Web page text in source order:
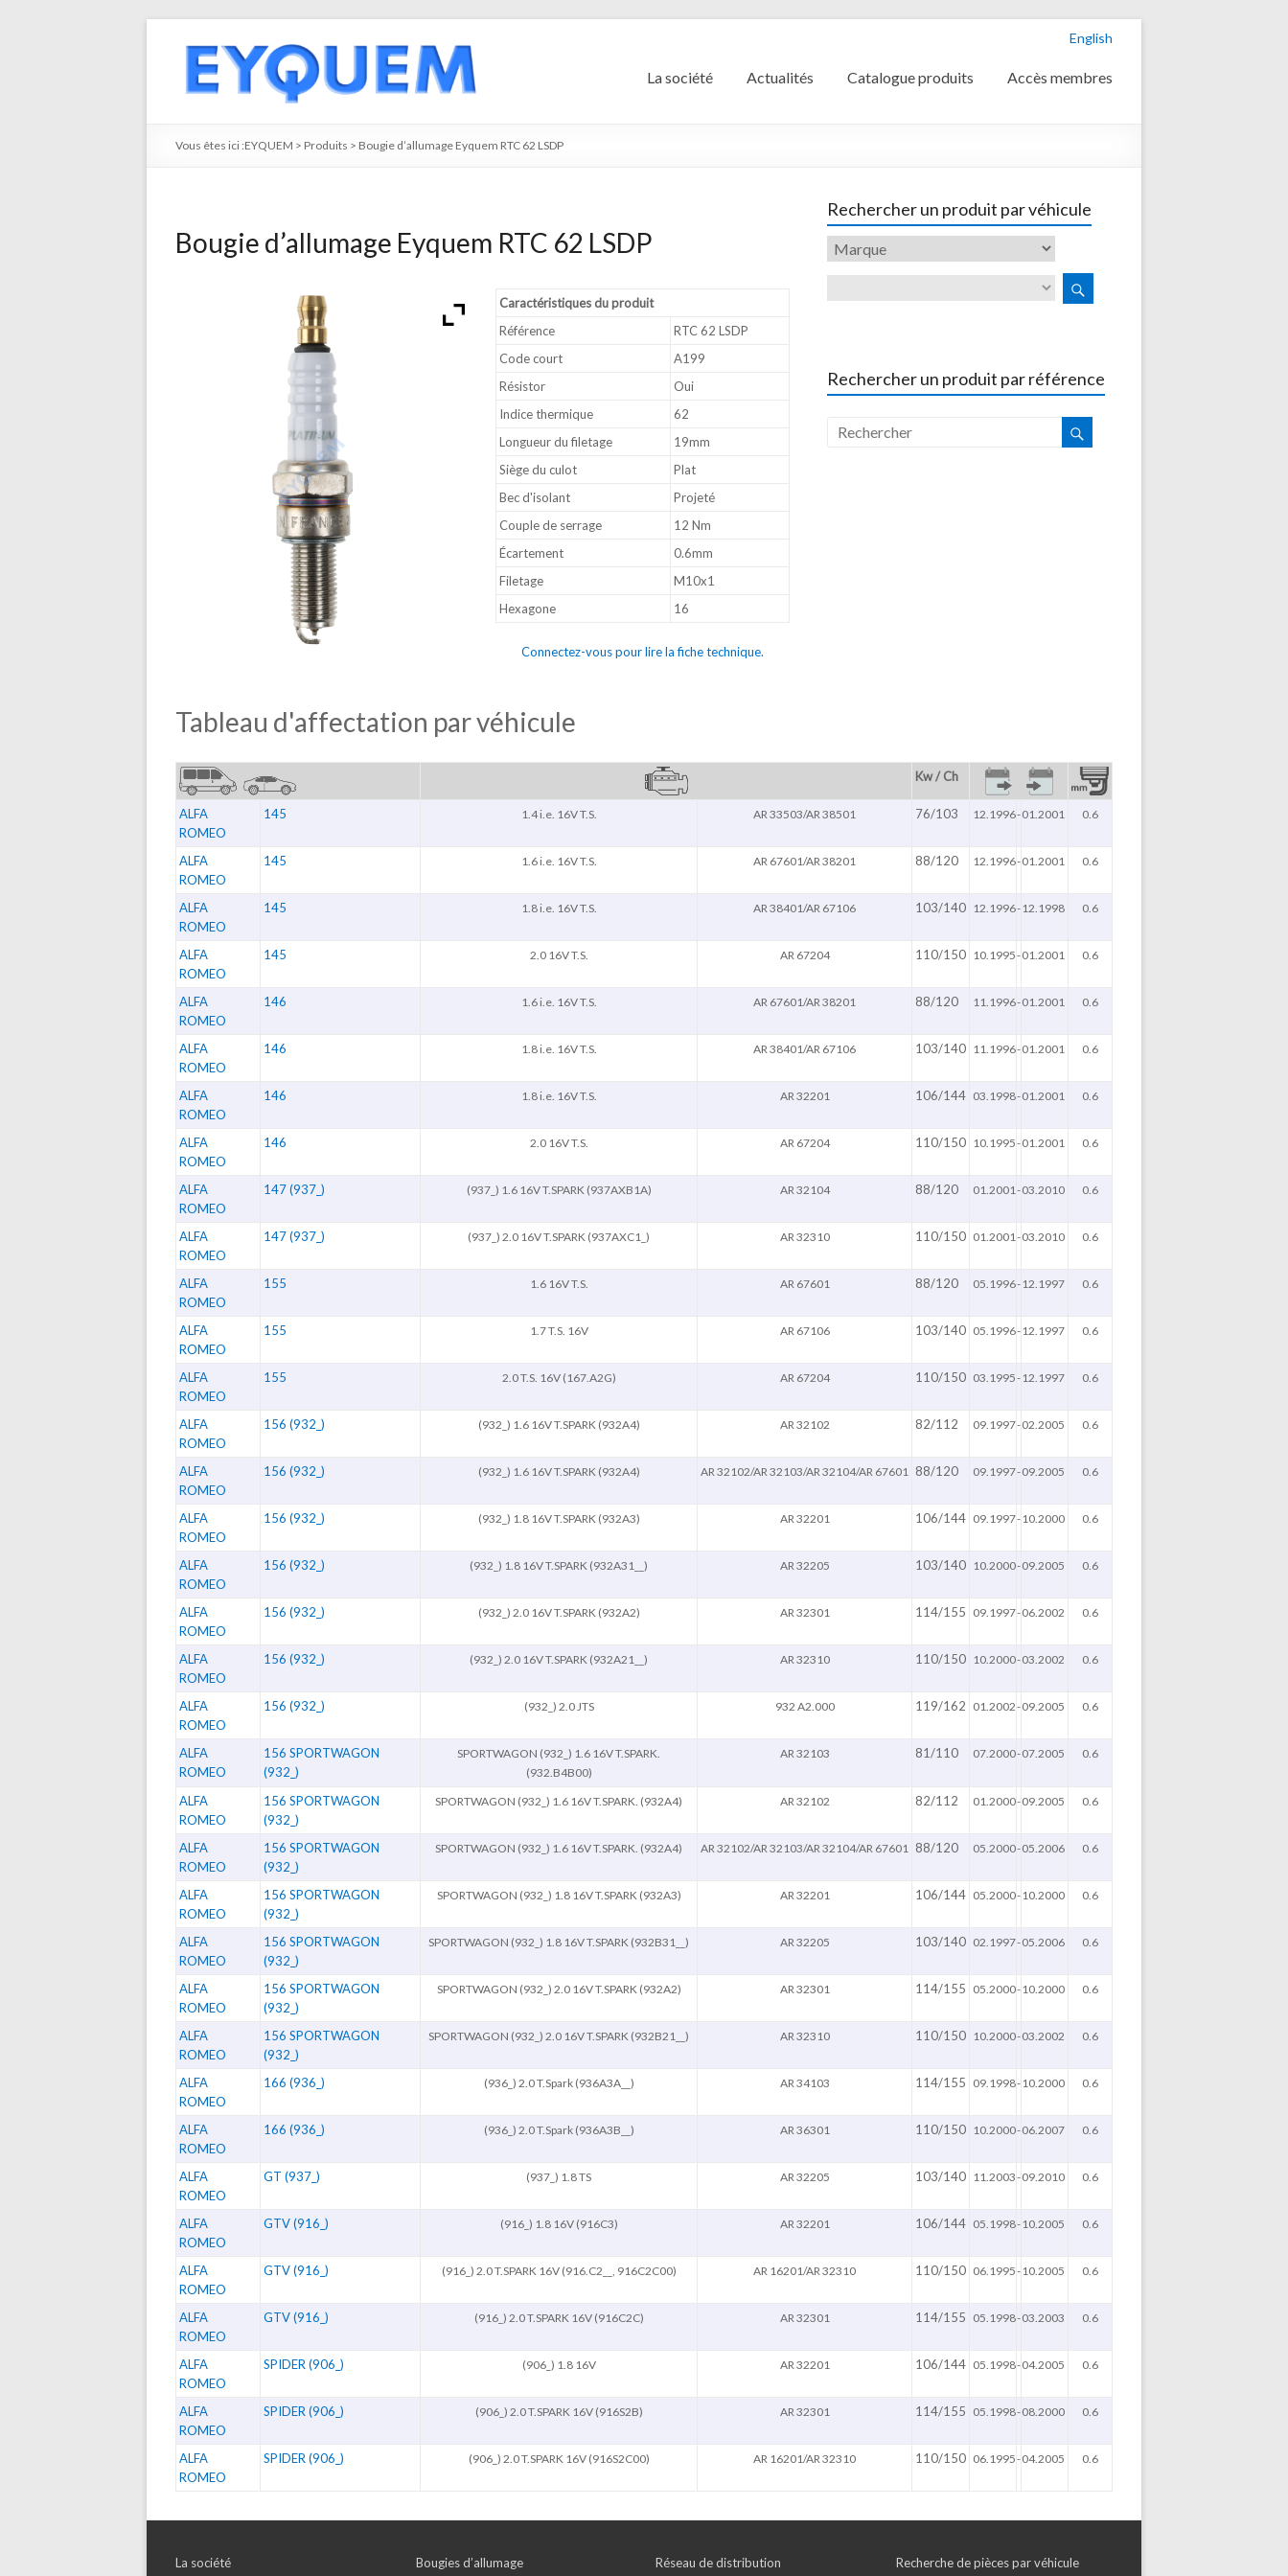
English
La société Actualités Catalogue produits Accès membres
Vous êtes ici :EYQUEM > Produits > Bougie d’allumage Eyquem RTC 62 LSDP
Bougie d’allumage Eyquem RTC 62 LSDP
Caractéristiques du produit
Référence
RTC 62 LSDP
Code court
A199
Résistor
Oui
Indice thermique
62
Longueur du filetage
19mm
Siège du culot
Plat
Bec d'isolant
Projeté
Couple de serrage
12 Nm
Écartement
0.6mm
Filetage
M10x1
Hexagone
16
Connectez-vous pour lire la fiche technique.
Rechercher un produit par véhicule
Rechercher un produit par référence
Tableau d'affectation par véhicule
Kw / Ch
ALFA
ROMEO
145 1.4 i.e. 16V T.S. AR 33503/AR 38501 76/103 12.1996-01.2001 0.6
ALFA
ROMEO
145 1.6 i.e. 16V T.S. AR 67601/AR 38201 88/120 12.1996-01.2001 0.6
ALFA
ROMEO
145 1.8 i.e. 16V T.S. AR 38401/AR 67106 103/140 12.1996-12.1998 0.6
ALFA
ROMEO
145 2.0 16V T.S. AR 67204 110/150 10.1995-01.2001 0.6
ALFA
ROMEO
146 1.6 i.e. 16V T.S. AR 67601/AR 38201 88/120 11.1996-01.2001 0.6
ALFA
ROMEO
146 1.8 i.e. 16V T.S. AR 38401/AR 67106 103/140 11.1996-01.2001 0.6
ALFA
ROMEO
146 1.8 i.e. 16V T.S. AR 32201 106/144 03.1998-01.2001 0.6
ALFA
ROMEO
146 2.0 16V T.S. AR 67204 110/150 10.1995-01.2001 0.6
ALFA
ROMEO
147 (937_) (937_) 1.6 16V T.SPARK (937AXB1A) AR 32104 88/120 01.2001 -03.2010 0.6
ALFA
ROMEO
147 (937_) (937_) 2.0 16V T.SPARK (937AXC1_) AR 32310 110/150 01.2001 -03.2010 0.6
ALFA
ROMEO
155 1.6 16V T.S. AR 67601 88/120 05.1996-12.1997 0.6
ALFA
ROMEO
155 1.7 T.S. 16V AR 67106 103/140 05.1996-12.1997 0.6
ALFA
ROMEO
155 2.0 T.S. 16V (167.A2G) AR 67204 110/150 03.1995-12.1997 0.6
ALFA
ROMEO
156 (932_) (932_) 1.6 16V T.SPARK (932A4) AR 32102 82/112 09.1997-02.2005 0.6
ALFA
ROMEO
156 (932_) (932_) 1.6 16V T.SPARK (932A4) AR 32102/AR 32103/AR 32104/AR 67601 88/120 09.1997-09.2005 0.6
ALFA
ROMEO
156 (932_) (932_) 1.8 16V T.SPARK (932A3) AR 32201 106/144 09.1997-10.2000 0.6
ALFA
ROMEO
156 (932_) (932_) 1.8 16V T.SPARK (932A31__) AR 32205 103/140 10.2000-09.2005 0.6
ALFA
ROMEO
156 (932_) (932_) 2.0 16V T.SPARK (932A2) AR 32301 114/155 09.1997-06.2002 0.6
ALFA
ROMEO
156 (932_) (932_) 2.0 16V T.SPARK (932A21__) AR 32310 110/150 10.2000-03.2002 0.6
ALFA
ROMEO
156 (932_) (932_) 2.0 JTS 932 A2.000 119/162 01.2002-09.2005 0.6
ALFA
ROMEO
156 SPORTWAGON
(932_)
SPORTWAGON (932_) 1.6 16V T.SPARK.
(932.B4B00)
AR 32103 81/110 07.2000-07.2005 0.6
ALFA
ROMEO
156 SPORTWAGON
(932_)
SPORTWAGON (932_) 1.6 16V T.SPARK. (932A4) AR 32102 82/112 01.2000-09.2005 0.6
ALFA
ROMEO
156 SPORTWAGON
(932_)
SPORTWAGON (932_) 1.6 16V T.SPARK. (932A4) AR 32102/AR 32103/AR 32104/AR 67601 88/120 05.2000-05.2006 0.6
ALFA
ROMEO
156 SPORTWAGON
(932_)
SPORTWAGON (932_) 1.8 16V T.SPARK (932A3) AR 32201 106/144 05.2000-10.2000 0.6
ALFA
ROMEO
156 SPORTWAGON
(932_)
SPORTWAGON (932_) 1.8 16V T.SPARK (932B31__) AR 32205 103/140 02.1997-05.2006 0.6
ALFA
ROMEO
156 SPORTWAGON
(932_)
SPORTWAGON (932_) 2.0 16V T.SPARK (932A2) AR 32301 114/155 05.2000-10.2000 0.6
ALFA
ROMEO
156 SPORTWAGON
(932_)
SPORTWAGON (932_) 2.0 16V T.SPARK (932B21__) AR 32310 110/150 10.2000-03.2002 0.6
ALFA
ROMEO
166 (936_) (936_) 2.0 T.Spark (936A3A__) AR 34103 114/155 09.1998-10.2000 0.6
ALFA
ROMEO
166 (936_) (936_) 2.0 T.Spark (936A3B__) AR 36301 110/150 10.2000-06.2007 0.6
ALFA
ROMEO
GT (937_) (937_) 1.8 TS AR 32205 103/140 11.2003-09.2010 0.6
ALFA
ROMEO
GTV (916_) (916_) 1.8 16V (916C3) AR 32201 106/144 05.1998-10.2005 0.6
ALFA
ROMEO
GTV (916_) (916_) 2.0 T.SPARK 16V (916.C2__, 916C2C00) AR 16201/AR 32310 110/150 06.1995-10.2005 0.6
ALFA
ROMEO
GTV (916_) (916_) 2.0 T.SPARK 16V (916C2C) AR 32301 114/155 05.1998-03.2003 0.6
ALFA
ROMEO
SPIDER (906_) (906_) 1.8 16V AR 32201 106/144 05.1998-04.2005 0.6
ALFA
ROMEO
SPIDER (906_) (906_) 2.0 T.SPARK 16V (916S2B) AR 32301 114/155 05.1998-08.2000 0.6
ALFA
ROMEO
SPIDER (906_) (906_) 2.0 T.SPARK 16V (916S2C00) AR 16201/AR 32310 110/150 06.1995-04.2005 0.6
La société Bougies d’allumage Réseau de distribution Recherche de pièces par véhicule